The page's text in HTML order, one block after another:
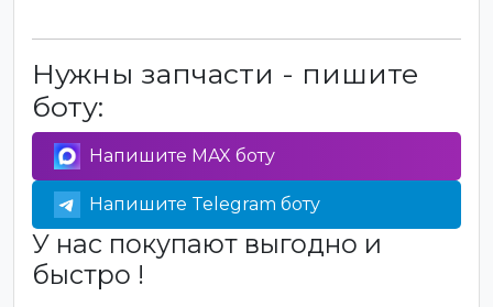
Нужны запчасти - пишите
боту:
Напишите MAX боту
Напишите Telegram боту
У нас покупают выгодно и
быстро !